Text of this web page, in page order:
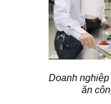
Doanh
ăn